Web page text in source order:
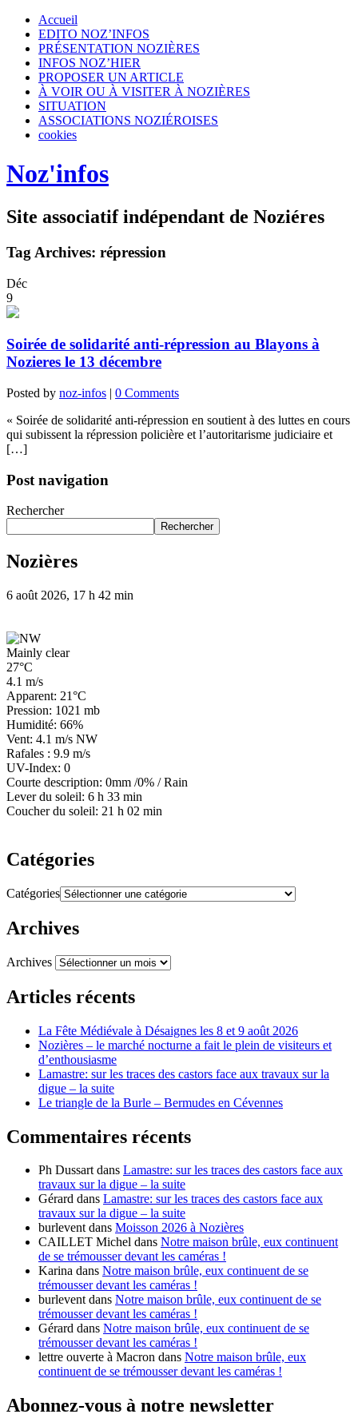
Accueil
EDITO NOZ’INFOS
PRÉSENTATION NOZIÈRES
INFOS NOZ’HIER
PROPOSER UN ARTICLE
À VOIR OU À VISITER À NOZIÈRES
SITUATION
ASSOCIATIONS NOZIÉROISES
cookies
Noz'infos
Site associatif indépendant de Noziéres
Tag Archives: répression
Déc
9
Soirée de solidarité anti-répression au Blayons à
Nozieres le 13 décembre
Posted by noz-infos | 0 Comments
« Soirée de solidarité anti-répression en soutient à des luttes en cours
qui subissent la répression policière et l’autoritarisme judiciaire et
[…]
Post navigation
Rechercher
Rechercher
Nozières
6 août 2026, 17 h 42 min
Mainly clear
27°C
4.1 m/s
Apparent: 21°C
Pression: 1021 mb
Humidité: 66%
Vent: 4.1 m/s NW
Rafales : 9.9 m/s
UV-Index: 0
Courte description: 0mm /0% /Rain
Lever du soleil: 6 h 33 min
Coucher du soleil: 21 h 02 min
Catégories
Catégories
Archives
Archives
Articles récents
La Fête Médiévale à Désaignes les 8 et 9 août 2026
Nozières – le marché nocturne a fait le plein de visiteurs et
d’enthousiasme
Lamastre: sur les traces des castors face aux travaux sur la
digue – la suite
Le triangle de la Burle – Bermudes en Cévennes
Commentaires récents
Ph Dussartdans Lamastre: sur les traces des castors face aux
travaux sur la digue – la suite
Gérard dans Lamastre: sur les traces des castors face aux
travaux sur la digue – la suite
burleventdans Moisson 2026 à Nozières
CAILLET Michel dans Notre maison brûle, eux continuent
de se trémousser devant les caméras !
Karina dans Notre maison brûle, eux continuent de se
trémousser devant les caméras !
burleventdans Notre maison brûle, eux continuent de se
trémousser devant les caméras !
Gérard dans Notre maison brûle, eux continuent de se
trémousser devant les caméras !
lettre ouverte à Macron dans Notre maison brûle, eux
continuent de se trémousser devant les caméras !
Abonnez-vous à notre newsletter